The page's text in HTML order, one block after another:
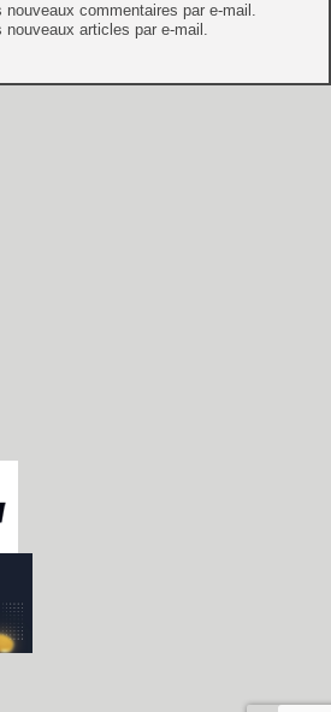
nouveaux commentaires par e-mail.
nouveaux articles par e-mail.